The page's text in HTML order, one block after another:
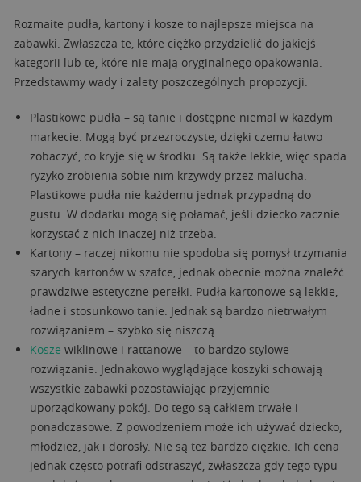
Rozmaite pudła, kartony i kosze to najlepsze miejsca na
zabawki. Zwłaszcza te, które ciężko przydzielić do jakiejś
kategorii lub te, które nie mają oryginalnego opakowania.
Przedstawmy wady i zalety poszczególnych propozycji.
Plastikowe pudła – są tanie i dostępne niemal w każdym
markecie. Mogą być przezroczyste, dzięki czemu łatwo
zobaczyć, co kryje się w środku. Są także lekkie, więc spada
ryzyko zrobienia sobie nim krzywdy przez malucha.
Plastikowe pudła nie każdemu jednak przypadną do
gustu. W dodatku mogą się połamać, jeśli dziecko zacznie
korzystać z nich inaczej niż trzeba.
Kartony – raczej nikomu nie spodoba się pomysł trzymania
szarych kartonów w szafce, jednak obecnie można znaleźć
prawdziwe estetyczne perełki. Pudła kartonowe są lekkie,
ładne i stosunkowo tanie. Jednak są bardzo nietrwałym
rozwiązaniem – szybko się niszczą.
Kosze wiklinowe i rattanowe – to bardzo stylowe
rozwiązanie. Jednakowo wyglądające koszyki schowają
wszystkie zabawki pozostawiając przyjemnie
uporządkowany pokój. Do tego są całkiem trwałe i
ponadczasowe. Z powodzeniem może ich używać dziecko,
młodzież, jak i dorosły. Nie są też bardzo ciężkie. Ich cena
jednak często potrafi odstraszyć, zwłaszcza gdy tego typu